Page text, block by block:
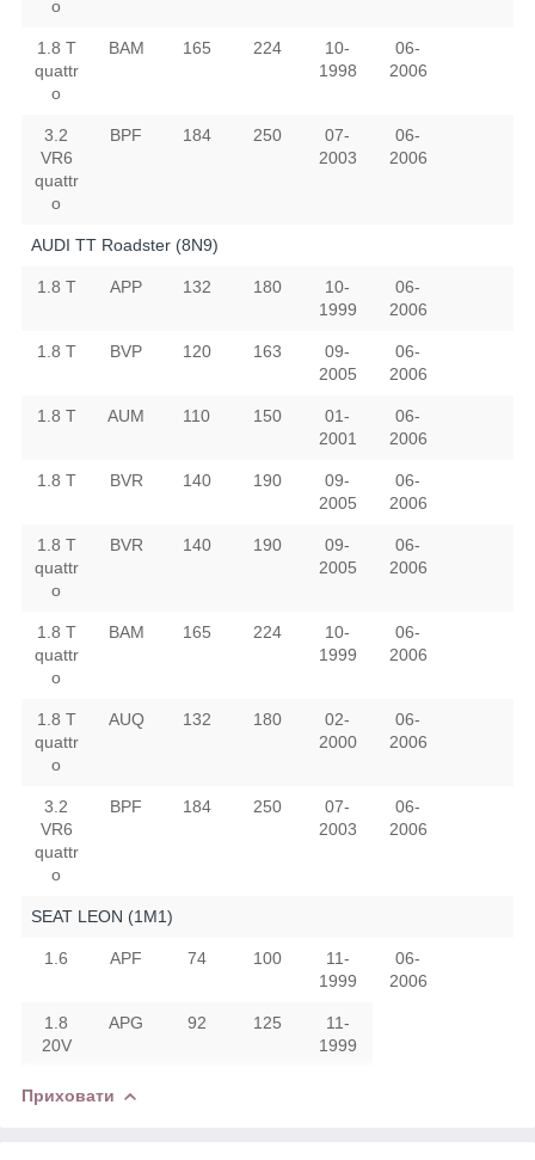
o
1.8 T
quattr
o
BAM 165 224
10-
1998
06-
2006
3.2
VR6
quattr
o
BPF 184 250
07-
2003
06-
2006
AUDI TT Roadster (8N9)
1.8 T APP 132 180
10-
1999
06-
2006
1.8 T BVP 120 163
09-
2005
06-
2006
1.8 T AUM 110 150
01-
2001
06-
2006
1.8 T BVR 140 190
09-
2005
06-
2006
1.8 T
quattr
o
BVR 140 190
09-
2005
06-
2006
1.8 T
quattr
o
BAM 165 224
10-
1999
06-
2006
1.8 T
quattr
o
AUQ 132 180
02-
2000
06-
2006
3.2
VR6
quattr
o
BPF 184 250
07-
2003
06-
2006
SEAT LEON (1M1)
1.6 APF 74 100
11-
1999
06-
2006
1.8
20V
APG 92 125
11-
1999
Приховати